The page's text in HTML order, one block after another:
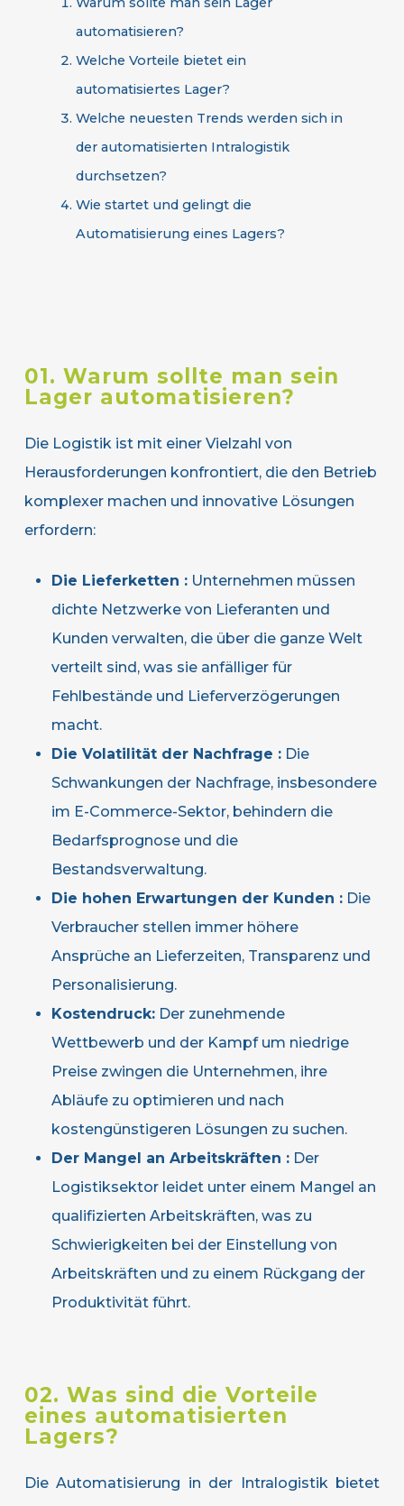
automatisieren?
Welche Vorteile bietet ein
automatisiertes Lager?
Welche neuesten Trends werden sich in
der automatisierten Intralogistik
durchsetzen?
Wie startet und gelingt die
Automatisierung eines Lagers?
01. Warum sollte man sein
Lager automatisieren?
Die Logistik ist mit einer Vielzahl von
Herausforderungen konfrontiert, die den Betrieb
komplexer machen und innovative Lösungen
erfordern:
Die Lieferketten :Unternehmen müssen
dichte Netzwerke von Lieferanten und
Kunden verwalten, die über die ganze Welt
verteilt sind, was sie anfälliger für
Fehlbestände und Lieferverzögerungen
macht.
Die Volatilität der Nachfrage :Die
Schwankungen der Nachfrage, insbesondere
im E-Commerce-Sektor, behindern die
Bedarfsprognose und die
Bestandsverwaltung.
Die hohen Erwartungen der Kunden :Die
Verbraucher stellen immer höhere
Ansprüche an Lieferzeiten, Transparenz und
Personalisierung.
Kostendruck:Der zunehmende
Wettbewerb und der Kampf um niedrige
Preise zwingen die Unternehmen, ihre
Abläufe zu optimieren und nach
kostengünstigeren Lösungen zu suchen.
Der Mangel an Arbeitskräften :Der
Logistiksektor leidet unter einem Mangel an
qualifizierten Arbeitskräften, was zu
Schwierigkeiten bei der Einstellung von
Arbeitskräften und zu einem Rückgang der
Produktivität führt.
02. Was sind die Vorteile
eines automatisierten
Lagers?
Die Automatisierung in der Intralogistik bietet